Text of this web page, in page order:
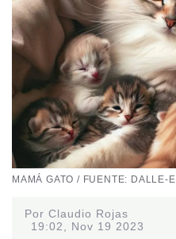
MAMÁ GATO / FUENTE: DALLE-E
Por Claudio Rojas
19:02, Nov 19 2023